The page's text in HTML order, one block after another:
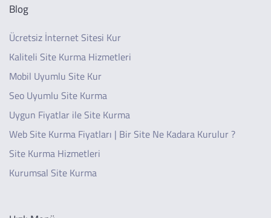
Blog
Ücretsiz İnternet Sitesi Kur
Kaliteli Site Kurma Hizmetleri
Mobil Uyumlu Site Kur
Seo Uyumlu Site Kurma
Uygun Fiyatlar ile Site Kurma
Web Site Kurma Fiyatları | Bir Site Ne Kadara Kurulur ?
Site Kurma Hizmetleri
Kurumsal Site Kurma